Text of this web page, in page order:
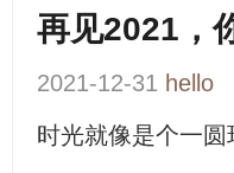
再见2021，
2021-12-31 hello
时光就像是个一圆